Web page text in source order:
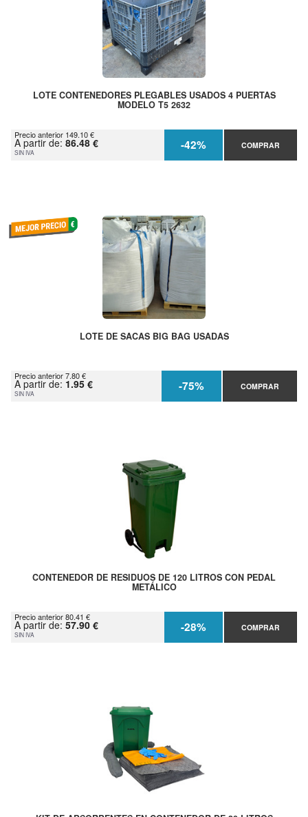
LOTE CONTENEDORES PLEGABLES USADOS 4 PUERTAS
MODELO T5 2632
Precio anterior 149.10 €
A partir de: 86.48 €
SIN IVA -42% COMPRAR
LOTE DE SACAS BIG BAG USADAS
Precio anterior 7.80 €
A partir de: 1.95 €
SIN IVA -75% COMPRAR
CONTENEDOR DE RESIDUOS DE 120 LITROS CON PEDAL
METÁLICO
Precio anterior 80.41 €
A partir de: 57.90 €
SIN IVA -28% COMPRAR